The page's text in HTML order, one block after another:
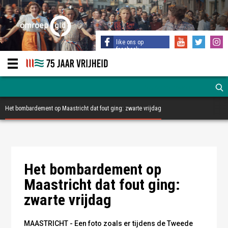
like ons op
facebook
Het bombardement op Maastricht dat fout ging: zwarte vrijdag
Het bombardement op
Maastricht dat fout ging:
zwarte vrijdag
MAASTRICHT - Een foto zoals er tijdens de Tweede